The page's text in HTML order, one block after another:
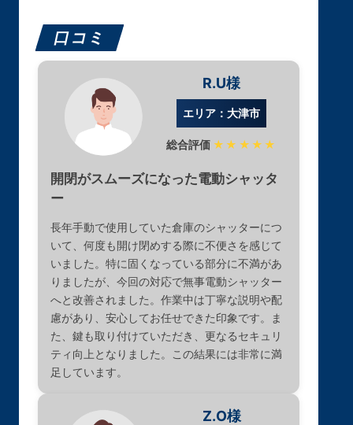
口コミ
R.U様
エリア：大津市
総合評価 ★★★★★
開閉がスムーズになった電動シャッタ
ー
長年手動で使用していた倉庫のシャッターにつ
いて、何度も開け閉めする際に不便さを感じて
いました。特に固くなっている部分に不満があ
りましたが、今回の対応で無事電動シャッター
へと改善されました。作業中は丁寧な説明や配
慮があり、安心してお任せできた印象です。ま
た、鍵も取り付けていただき、更なるセキュリ
ティ向上となりました。この結果には非常に満
足しています。
Z.O様